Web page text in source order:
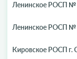
Ленинское РОСП №
Ленинское РОСП №
Кировское РОСП г.